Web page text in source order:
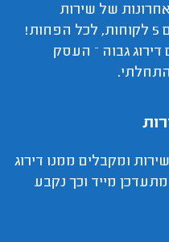
חשבוניות אחרונות של שירות
קייטרינג. מתוכן, אנו מדברים עם 5 לקוחות, לכל הפחות!
דירוג גבוה – העסק
ומקבלים ממנו דירוג
מייד וכך נקבע